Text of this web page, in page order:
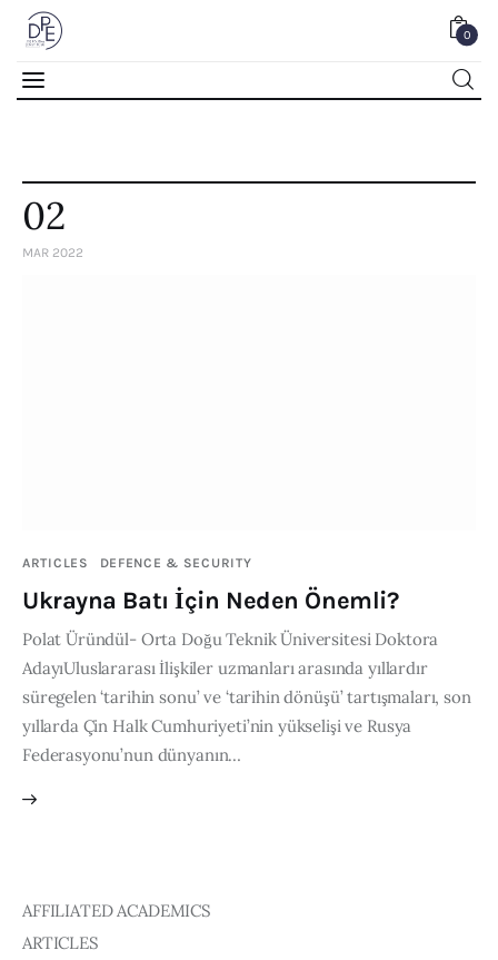
0
Articles
Interviews
Reports
Events
Conferences
Courses
Staff
Honorary President
02
MAR 2022
ARTICLES DEFENCE & SECURITY
Ukrayna Batı İçin Neden Önemli?
Polat Üründül- Orta Doğu Teknik Üniversitesi Doktora
AdayıUluslararası İlişkiler uzmanları arasında yıllardır
süregelen ‘tarihin sonu’ ve ‘tarihin dönüşü’ tartışmaları, son
yıllarda Çin Halk Cumhuriyeti’nin yükselişi ve Rusya
Federasyonu’nun dünyanın…
AFFILIATED ACADEMICS
ARTICLES